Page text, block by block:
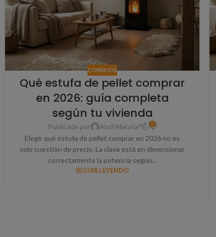
CONSEJOS
Qué estufa de pellet comprar
en 2026: guía completa
según tu vivienda
Publicado por Abril Maraña 0
Elegir qué estufa de pellet comprar en 2026 no es
solo cuestión de precio. La clave está en dimensionar
correctamente la potencia según...
SEGUIR LEYENDO